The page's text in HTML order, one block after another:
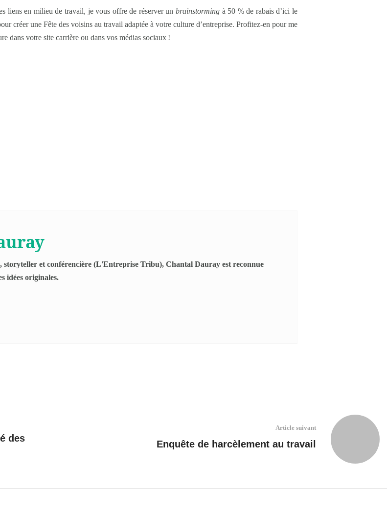
liens en milieu de travail, je vous offre de réserver un brainstorming à 50 % de rabais d’ici le
créer une Fête des voisins au travail adaptée à votre culture d’entreprise. Profitez-en pour me
dans votre site carrière ou dans vos médias sociaux !
storyteller et conférencière (L'Entreprise Tribu), Chantal Dauray est reconnue
idées originales.
des
Article suivant
Enquête de harcèlement au travail